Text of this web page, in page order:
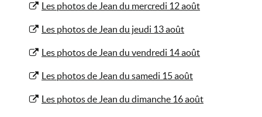
Les photos de Jean du mercredi 12 août
Les photos de Jean du jeudi 13 août
Les photos de Jean du vendredi 14 août
Les photos de Jean du samedi 15 août
Les photos de Jean du dimanche 16 août